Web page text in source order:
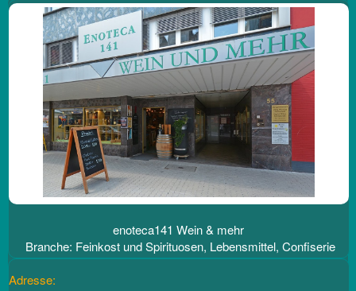
enoteca141 Wein & mehr
Branche: Feinkost und Spirituosen, Lebensmittel, Confiserie
Adresse: